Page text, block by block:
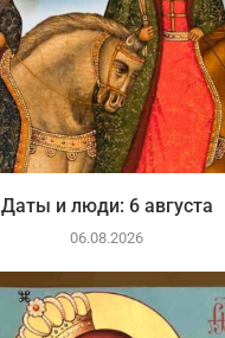
Даты и люди: 6 августа
06.08.2026